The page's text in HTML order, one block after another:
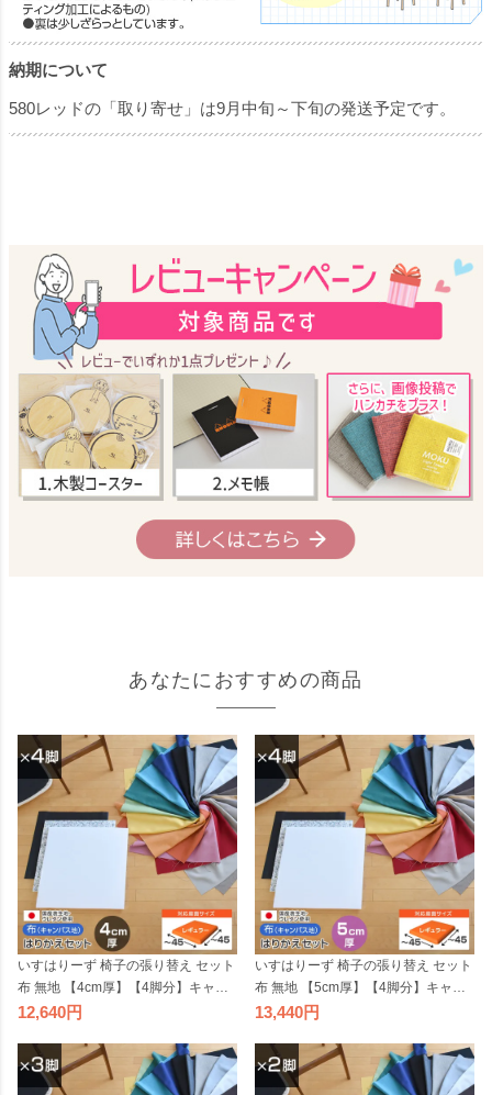
納期について
580レッドの「取り寄せ」は9月中旬～下旬の発送予定です。
あなたにおすすめの商品
いすはりーず 椅子の張り替え セット
布 無地 【4cm厚】【4脚分】キャン
バス 布地 生地 キット いす DIY イス
張替え はりかえ 貼り替え
12,640
いすはりーず 椅子の張り替え セット
布 無地 【5cm厚】【4脚分】キャン
バス 布地 生地 キット いす DIY イス
張替え はりかえ 貼り替え
13,440